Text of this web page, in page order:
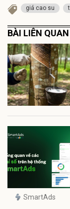
giá cao su
BÀI LIÊN QUAN
SmartAds